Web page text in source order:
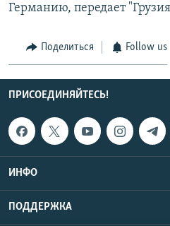
Германию, передает
Поделиться Follow us
ПРИСОЕДИНЯЙТЕСЬ!
ИНФО
ПОДДЕРЖКА